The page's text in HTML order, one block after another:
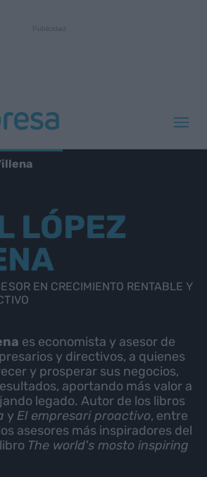
LÓPEZ
EN CRECIMIENTO RENTABLE Y
es economista y asesor de
y directivos, a quienes
y prosperar sus negocios,
aportando más valor a
legado. Autor de los libros
y El empresari proactivo, entre
asesores más inspiradores del
The world's mosto inspiring